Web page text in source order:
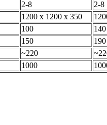
2-8
2-8
1200 х 1200 х 350
100
140
150
190
~220
1000